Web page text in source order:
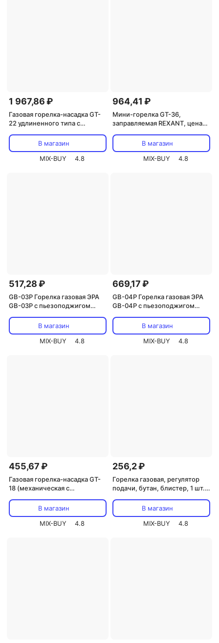
1 967,86 ₽
Газовая горелка-насадка GT-
22 удлиненного типа с
В магазин
MIX-BUY
4.8
964,41 ₽
Мини-горелка GT-36,
заправляемая REXANT, цена
В магазин
MIX-BUY
4.8
517,28 ₽
GB-03P Горелка газовая ЭРА
GB-03P с пьезоподжигом
В магазин
MIX-BUY
4.8
669,17 ₽
GB-04P Горелка газовая ЭРА
GB-04P с пьезоподжигом
В магазин
MIX-BUY
4.8
455,67 ₽
Газовая горелка-насадка GT-
18 (механическая с
REXANT, цена за 1 шт
В магазин
MIX-BUY
4.8
256,2 ₽
Горелка газовая, регулятор
подачи, бутан, блистер, 1 шт.,
В магазин
MIX-BUY
4.8